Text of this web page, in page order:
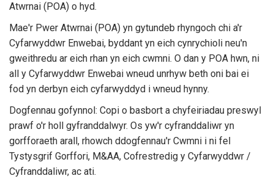
Atwrnai (POA) o hyd.
Mae'r Pwer Atwrnai (POA) yn gytundeb rhyngoch chi a'r
Cyfarwyddwr Enwebai, byddant yn eich cynrychioli neu'n
gweithredu ar eich rhan yn eich cwmni. O dan y POA hwn, ni
all y Cyfarwyddwr Enwebai wneud unrhyw beth oni bai ei
fod yn derbyn eich cyfarwyddyd i wneud hynny.
Dogfennau gofynnol: Copi o basbort a chyfeiriadau preswyl
prawf o'r holl gyfranddalwyr. Os yw'r cyfranddaliwr yn
gorfforaeth arall, rhowch ddogfennau'r Cwmni i ni fel
Tystysgrif Gorffori, M&AA, Cofrestredig y Cyfarwyddwr /
Cyfranddaliwr, ac ati.